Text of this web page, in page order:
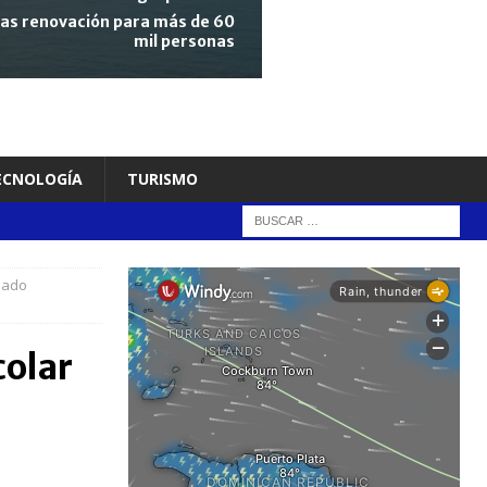
renovación para más de 60
mil personas
TURISMO